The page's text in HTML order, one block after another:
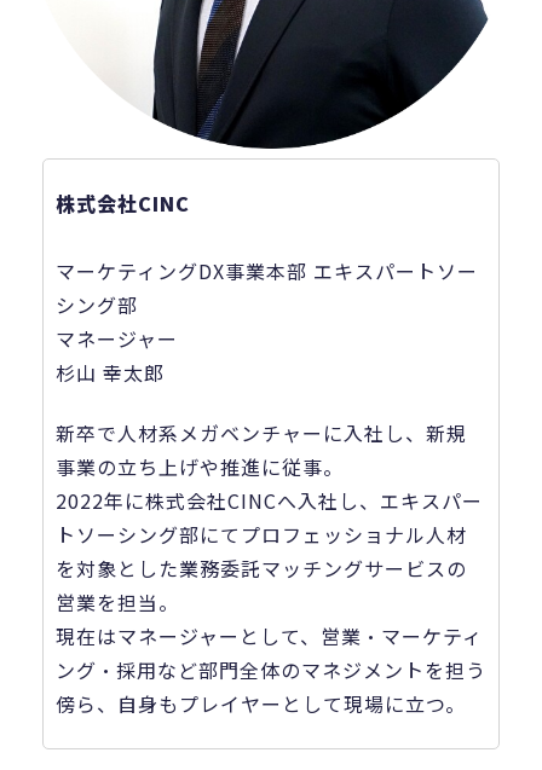
株式会社CINC
マーケティングDX事業本部 エキスパートソー
シング部
マネージャー
杉山 幸太郎
新卒で人材系メガベンチャーに入社し、新規
事業の立ち上げや推進に従事。
2022年に株式会社CINCへ入社し、エキスパー
トソーシング部にてプロフェッショナル人材
を対象とした業務委託マッチングサービスの
営業を担当。
現在はマネージャーとして、営業・マーケティ
ング・採用など部門全体のマネジメントを担う
傍ら、自身もプレイヤーとして現場に立つ。